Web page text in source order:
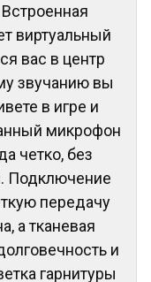
виртуальный
вас в центр
звучанию вы
в игре и
микрофон
четко, без
Подключение
передачу
а тканевая
и
гарнитуры